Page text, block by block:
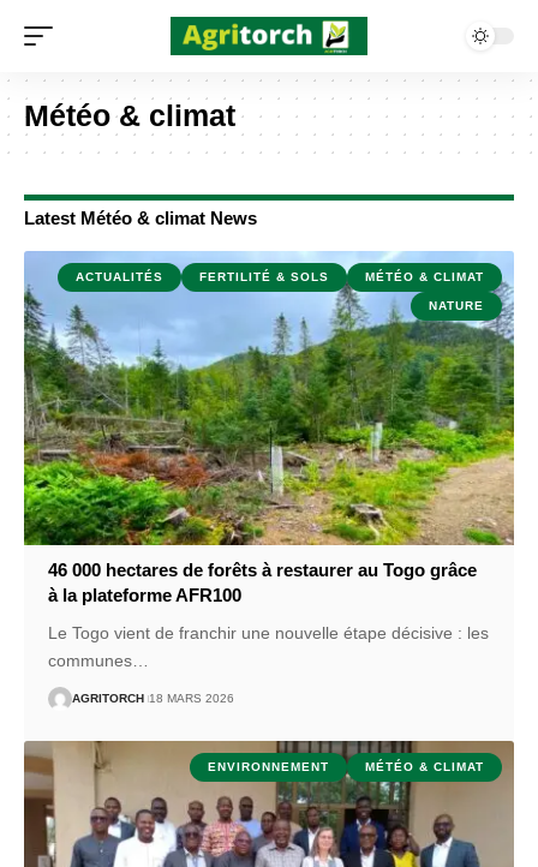
Météo & climat
Latest Météo & climat News
ACTUALITÉS FERTILITÉ & SOLS MÉTÉO & CLIMAT
NATURE
46 000 hectares de forêts à restaurer au Togo grâce
à la plateforme AFR100
Le Togo vient de franchir une nouvelle étape décisive : les
communes
AGRITORCH 18 MARS 2026
ENVIRONNEMENT MÉTÉO & CLIMAT